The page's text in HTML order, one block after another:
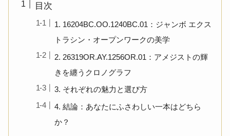
目次
1. 16204BC.OO.1240BC.01：ジャンボ エクス
トラシン・オープンワークの美学
2. 26319OR.AY.1256OR.01：アメジストの輝
きを纏うクロノグラフ
3. それぞれの魅力と選び方
4. 結論：あなたにふさわしい一本はどちら
か？